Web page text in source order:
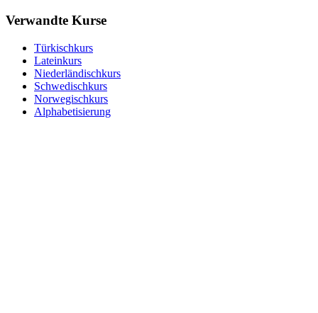
Verwandte Kurse
Türkischkurs
Lateinkurs
Niederländischkurs
Schwedischkurs
Norwegischkurs
Alphabetisierung